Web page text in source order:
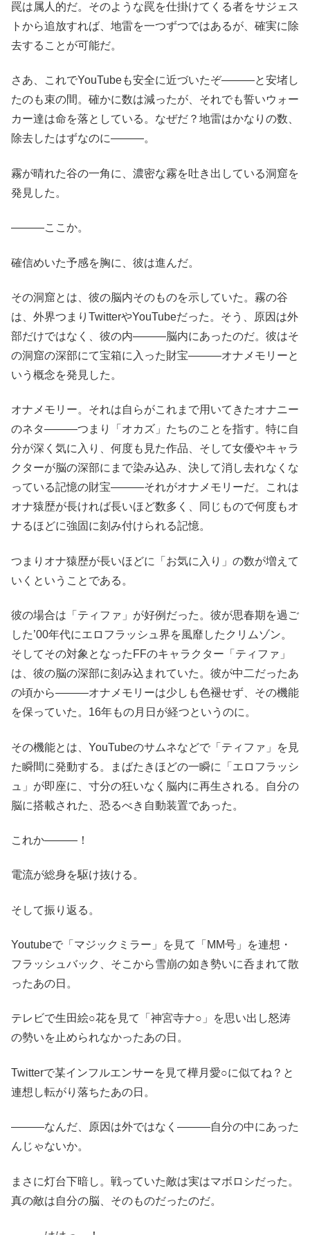
罠は属人的だ。そのような罠を仕掛けてくる者をサジェス
トから追放すれば、地雷を一つずつではあるが、確実に除
去することが可能だ。
さあ、これでYouTubeも安全に近づいたぞ―――と安堵し
たのも束の間。確かに数は減ったが、それでも誓いウォー
カー達は命を落としている。なぜだ？地雷はかなりの数、
除去したはずなのに―――。
霧が晴れた谷の一角に、濃密な霧を吐き出している洞窟を
発見した。
―――ここか。
確信めいた予感を胸に、彼は進んだ。
その洞窟とは、彼の脳内そのものを示していた。霧の谷
は、外界つまりTwitterやYouTubeだった。そう、原因は外
部だけではなく、彼の内―――脳内にあったのだ。彼はそ
の洞窟の深部にて宝箱に入った財宝―――オナメモリーと
いう概念を発見した。
オナメモリー。それは自らがこれまで用いてきたオナニー
のネタ―――つまり「オカズ」たちのことを指す。特に自
分が深く気に入り、何度も見た作品、そして女優やキャラ
クターが脳の深部にまで染み込み、決して消し去れなくな
っている記憶の財宝―――それがオナメモリーだ。これは
オナ猿歴が長ければ長いほど数多く、同じもので何度もオ
ナるほどに強固に刻み付けられる記憶。
つまりオナ猿歴が長いほどに「お気に入り」の数が増えて
いくということである。
彼の場合は「ティファ」が好例だった。彼が思春期を過ご
した’00年代にエロフラッシュ界を風靡したクリムゾン。
そしてその対象となったFFのキャラクター「ティファ」
は、彼の脳の深部に刻み込まれていた。彼が中二だったあ
の頃から―――オナメモリーは少しも色褪せず、その機能
を保っていた。16年もの月日が経つというのに。
その機能とは、YouTubeのサムネなどで「ティファ」を見
た瞬間に発動する。まばたきほどの一瞬に「エロフラッシ
ュ」が即座に、寸分の狂いなく脳内に再生される。自分の
脳に搭載された、恐るべき自動装置であった。
これか―――！
電流が総身を駆け抜ける。
そして振り返る。
Youtubeで「マジックミラー」を見て「MM号」を連想・
フラッシュバック、そこから雪崩の如き勢いに呑まれて散
ったあの日。
テレビで生田絵○花を見て「神宮寺ナ○」を思い出し怒涛
の勢いを止められなかったあの日。
Twitterで某インフルエンサーを見て樺月愛○に似てね？と
連想し転がり落ちたあの日。
―――なんだ、原因は外ではなく―――自分の中にあった
んじゃないか。
まさに灯台下暗し。戦っていた敵は実はマボロシだった。
真の敵は自分の脳、そのものだったのだ。